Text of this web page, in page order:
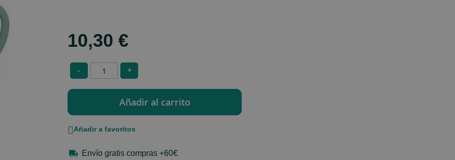
10,30 €
- +
Añadir a favoritos
Envío gratis compras +60€